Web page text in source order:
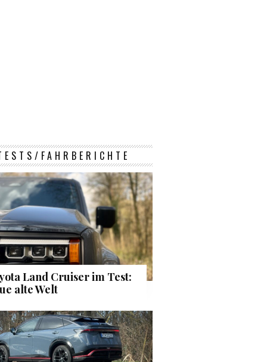
FAHRBERICHTE
Land Cruiser im Test:
alte Welt